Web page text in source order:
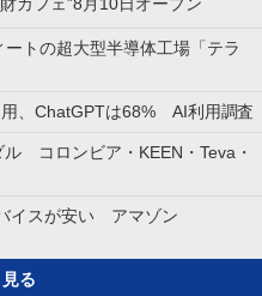
トの超大型半導体工場「テラ
用、ChatGPTは68% AI利用調査
コロンビア・KEEN・Teva・
イスが安い アマゾン
る